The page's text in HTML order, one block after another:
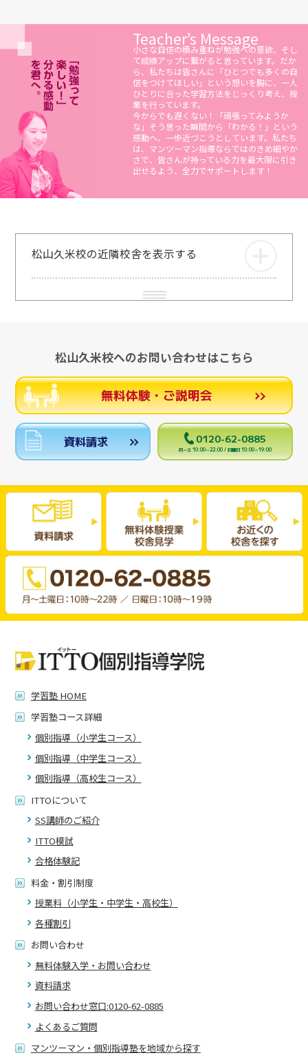
Teacher’s Message
小さな自信の積み重ねが勉強への意欲、そし
て成績アップに繋がると思っています。だか
ら、私たちは皆さんに「ひとつでも多くの自
信をつけてほしい」という想いを胸に、一人
ひとりに合った学習方法をじっくり考え、授
業を行っています。
今からでも遅くない！「頑張ってみようか
な」そう思った瞬間から「わかる！」という
感動へ、一歩近づこうとしています。私たち
は、マンツーマン指導ならではのきめ細やか
さで、皆さんが持っている力を最大限に引き
出せるよう、全力でサポートします！
松山久米校の近隣校舎を表示する
松山久米校へのお問い合わせはこちら
無料体験・ご説明会
資料請求 0120-62-0885
月～土 10:00～22:00 / 日曜日 10:00～19:00
学習塾 HOME
学習塾コース詳細
個別指導（小学生コース）
個別指導（中学生コース）
個別指導（高校生コース）
ITTOについて
SS講師のご紹介
ITTO模試
合格体験記
料金・割引制度
授業料（小学生・中学生・高校生）
各種割引
お問い合わせ
無料体験入学・お問い合わせ
資料請求
お問い合わせ窓口:0120-62-0885
よくあるご質問
マンツーマン・個別指導塾を地域から探す